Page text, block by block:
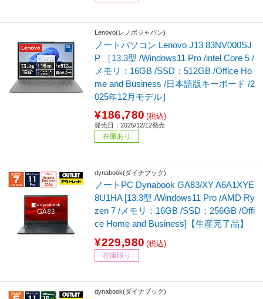
Lenovo(レノボジャパン)
ノートパソコン Lenovo J13 83NV000SJ
P ［13.3型 /Windows11 Pro /intel Core 5 /
メモリ：16GB /SSD：512GB /Office Ho
me and Business /日本語版キーボード /2
025年12月モデル］
¥186,780 (税込)
発売日：2025/12/12発売
在庫あり
dynabook(ダイナブック)
ノートPC Dynabook GA83/XY A6A1XYE
8U1HA [13.3型 /Windows11 Pro /AMD Ry
zen 7 /メモリ：16GB /SSD：256GB /Offi
ce Home and Business]【生産完了品】
¥229,980 (税込)
在庫限り
dynabook(ダイナブック)